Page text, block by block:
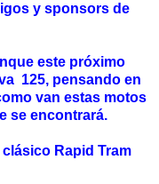
y sponsors de
este próximo
125, pensando en
van estas motos
se encontrará.
Rapid Tram